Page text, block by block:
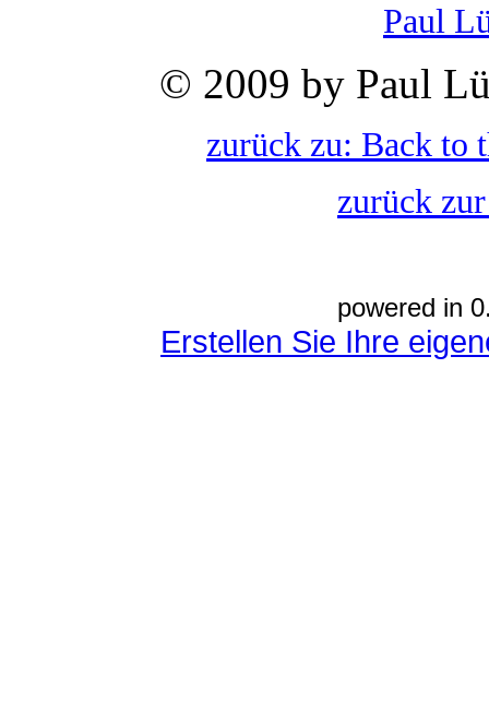
Paul
© 2009 by Paul
zurück zu: Back to
zurück
powered in
Erstellen Sie Ihre